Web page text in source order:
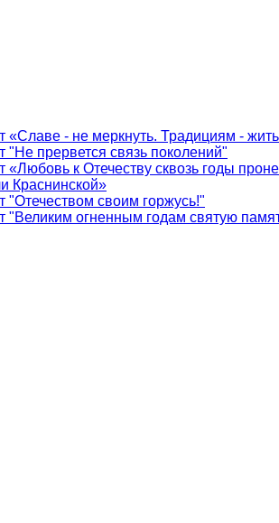
«Славе - не меркнуть. Традициям -
прервется связь поколений"
к Отечеству сквозь годы
Краснинской»
своим горжусь!"
"Великим огненным годам святую